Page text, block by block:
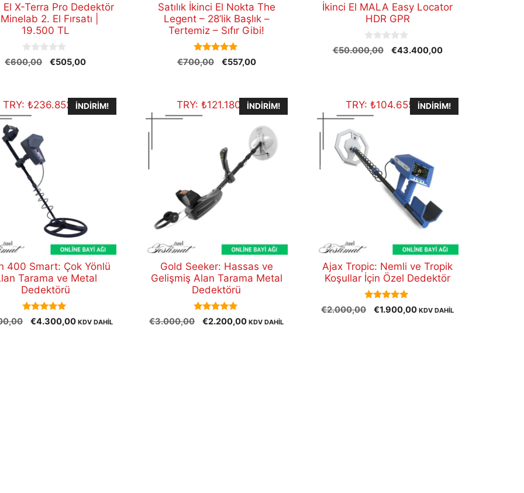
El X-Terra Pro Dedektör
2. El Fırsatı |
19.500 TL
0
o
5
€600,00
Orijinal
€505,00Şu
€505,00.
Satılık İkinci El Nokta The
Legent – 28’lik Başlık –
Tertemiz – Sıfır Gibi!
5.00
out of 5
€700,00
Orijinal
€557,00Şu
€557,00.
İkinci El MALA Easy Locator
HDR GPR
0
o
€50.000,00
Orijinal
€43.400,00Şu
TRY:₺236.852,60İNDIRIM!
400 Smart: Çok Yönlü
Tarama ve Metal
Dedektörü
5.00
out of 5
Orijinal
€4.300,00Şu
KDV DAHİL
TRY: ₺121.180,40İNDIRIM!
Gold Seeker: Hassas ve
Gelişmiş Alan Tarama Metal
Dedektörü
5.00
out of 5
€3.000,00
Orijinal
€2.200,00Şu
KDV DAHİL
TRY:₺104.655,80İNDIRIM!
Ajax Tropic: Nemli ve Tropik
Koşullar İçin Özel Dedektör
5.00
out of 5
€2.000,00
Orijinal
€1.900,00Şu
KDV DAHİL